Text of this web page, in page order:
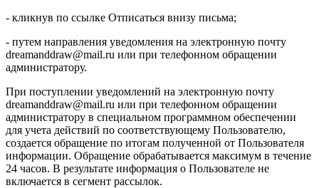
- кликнув по ссылке Отписаться внизу письма;
- путем направления уведомления на электронную почту
dreamanddraw@mail.ru или при телефонном обращении
администратору.
При поступлении уведомлений на электронную почту
dreamanddraw@mail.ru или при телефонном обращении
администратору в специальном программном обеспечении
для учета действий по соответствующему Пользователю,
создается обращение по итогам полученной от Пользователя
информации. Обращение обрабатывается максимум в течение
24 часов. В результате информация о Пользователе не
включается в сегмент рассылок.